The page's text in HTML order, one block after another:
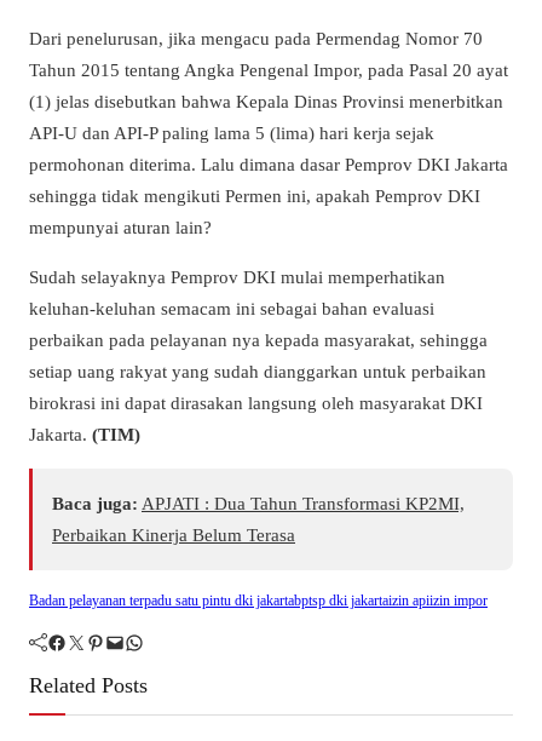
Dari penelurusan, jika mengacu pada Permendag Nomor 70
Tahun 2015 tentang Angka Pengenal Impor, pada Pasal 20 ayat
(1) jelas disebutkan bahwa Kepala Dinas Provinsi menerbitkan
API-U dan API-P paling lama 5 (lima) hari kerja sejak
permohonan diterima. Lalu dimana dasar Pemprov DKI Jakarta
sehingga tidak mengikuti Permen ini, apakah Pemprov DKI
mempunyai aturan lain?
Sudah selayaknya Pemprov DKI mulai memperhatikan
keluhan-keluhan semacam ini sebagai bahan evaluasi
perbaikan pada pelayanan nya kepada masyarakat, sehingga
setiap uang rakyat yang sudah dianggarkan untuk perbaikan
birokrasi ini dapat dirasakan langsung oleh masyarakat DKI
Jakarta. (TIM)
Baca juga: APJATI : Dua Tahun Transformasi KP2MI,
Perbaikan Kinerja Belum Terasa
Badan pelayanan terpadu satu pintu dki jakartabptsp dki jakartaizin apiizin impor
Facebook Twitter Pinterest Mail WhatsApp
Related Posts